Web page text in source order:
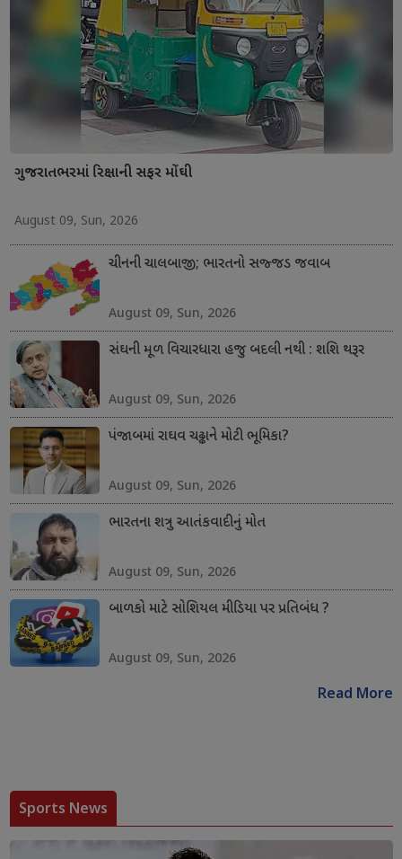
ગુજરાતભરમાં રિક્ષાની સફર મોંઘી
August 09, Sun, 2026
ચીનની ચાલબાજી; ભારતનો સજ્જડ જવાબ
August 09, Sun, 2026
સંઘની મૂળ વિચારધારા હજુ બદલી નથી : શશિ થરૂર
August 09, Sun, 2026
પંજાબમાં રાઘવ ચઢ્ઢાને મોટી ભૂમિકા?
August 09, Sun, 2026
ભારતના શત્રુ આતંકવાદીનું મોત
August 09, Sun, 2026
બાળકો માટે સોશિયલ મીડિયા પર પ્રતિબંધ ?
August 09, Sun, 2026
Read More
Sports News